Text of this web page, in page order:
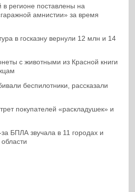
регионе поставлены на
амнистии» за время
в госказну вернули 12 млн и 14
с животными из Красной книги
беспилотники, рассказали
покупателей «раскладушек» и
БПЛА звучала в 11 городах и